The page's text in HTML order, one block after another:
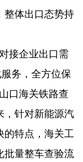
整体出口态势持
接企业出口需
务，全方位保
口海关铁路查
，针对新能源汽
的特点，海关工
批量整车查验流